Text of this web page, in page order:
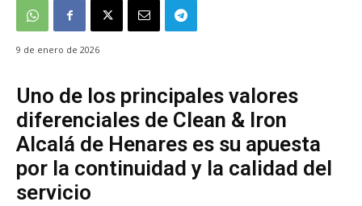
9 de enero de 2026
Uno de los principales valores
diferenciales de Clean & Iron
Alcalá de Henares es su apuesta
por la continuidad y la calidad del
servicio